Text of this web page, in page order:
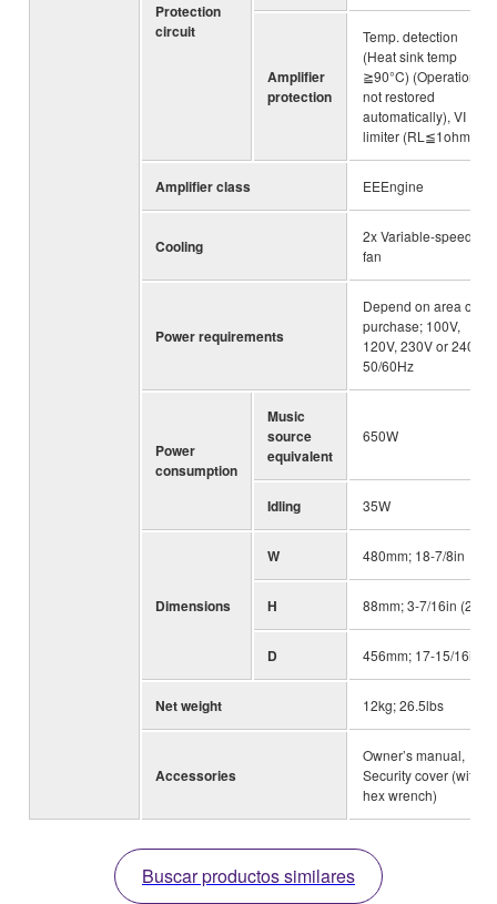
Protection
circuit
Amplifier
protection
Temp. detection
(Heat sink temp
≧90°C) (Operation
not restored
automatically), VI
limiter (RL≦1ohm)
Amplifier class EEEngine
Cooling
2x Variable-speed
fan
Power requirements
Depend on area of
purchase; 100V,
120V, 230V or 240V;
50/60Hz
Power
consumption
Music
source
equivalent
650W
Idling 35W
Dimensions
W 480mm; 18-7/8in
H 88mm; 3-7/16in (2U)
D 456mm; 17-15/16in
Net weight 12kg; 26.5lbs
Accessories
Owner’s manual,
Security cover (with a
hex wrench)
Buscar productos similares